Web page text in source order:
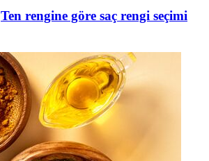
Ten rengine göre saç rengi seçimi